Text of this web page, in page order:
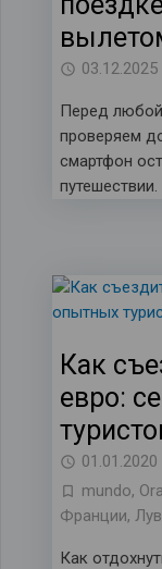
03.12.2025
Перед
проверяем
смартфон
Как
евро:
01.01.2020
mundo,
Франции,
Как